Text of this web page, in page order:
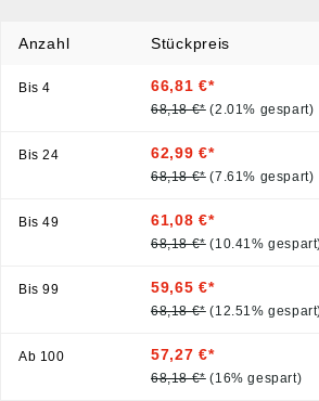
Anzahl Stückpreis
Bis4 66,81 €*
68,18 €* (2.01% gespart)
Bis24 62,99 €*
68,18 €* (7.61% gespart)
Bis49 61,08 €*
68,18 €* (10.41%
Bis99 59,65 €*
68,18 €* (12.51%
Ab 100 57,27 €*
68,18 €* (16% gespart)